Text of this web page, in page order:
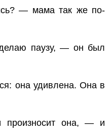
— мама так же по-
паузу, — он был
она удивлена. Она в
она, — и